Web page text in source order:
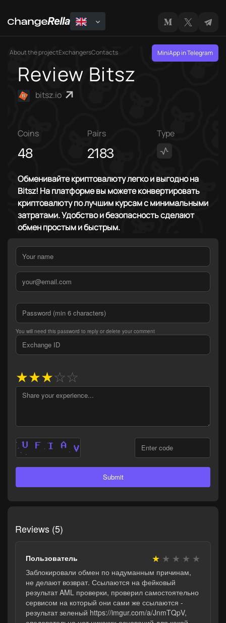
About the projectExchangersContacts MiniApp in Telegram
Review Bitsz
bitsz.io
Coins
48
Pairs
2183
Type
Обменивайте криптовалюту легко и выгодно на
Bitsz! На платформе вы можете конвертировать
криптовалюту по лучшим курсам с минимальными
затратами. Удобство и безопасность сделают
обмен простым и быстрым.
You will need this password to reply or delete your comment
★★★☆☆
Submit
Reviews (5)
Пользователь ★ ★ ★ ★ ★
Заблокировали обмен по надуманным причинам,
не делают возврат. Ссылаются на фейковый
результат AML проверки, проверил самостоятельно
сервисом на который они сами же ссылаются -
результат зеленый https://imgur.com/a/JnmTQpV,